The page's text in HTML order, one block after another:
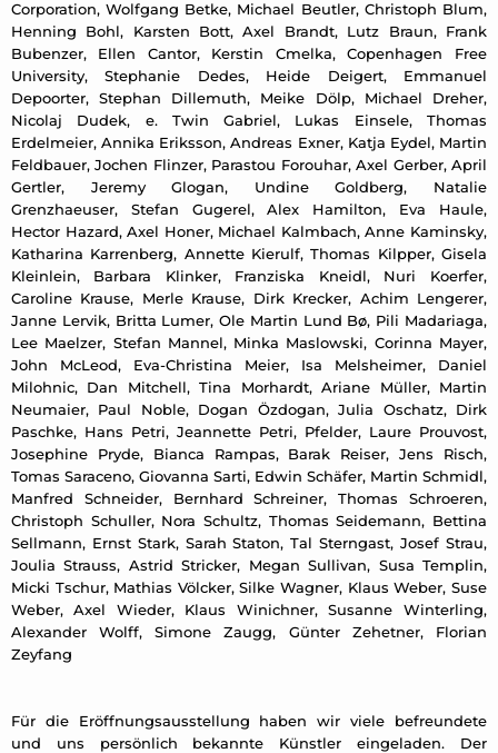
Corporation, Wolfgang Betke, Michael Beutler, Christoph Blum,
Henning Bohl, Karsten Bott, Axel Brandt, Lutz Braun, Frank
Bubenzer, Ellen Cantor, Kerstin Cmelka, Copenhagen Free
University, Stephanie Dedes, Heide Deigert, Emmanuel
Depoorter, Stephan Dillemuth, Meike Dölp, Michael Dreher,
Nicolaj Dudek, e. Twin Gabriel, Lukas Einsele, Thomas
Erdelmeier, Annika Eriksson, Andreas Exner, Katja Eydel, Martin
Feldbauer, Jochen Flinzer, Parastou Forouhar, Axel Gerber, April
Gertler, Jeremy Glogan, Undine Goldberg, Natalie
Grenzhaeuser, Stefan Gugerel, Alex Hamilton, Eva Haule,
Hector Hazard, Axel Honer, Michael Kalmbach, Anne Kaminsky,
Katharina Karrenberg, Annette Kierulf, Thomas Kilpper, Gisela
Kleinlein, Barbara Klinker, Franziska Kneidl, Nuri Koerfer,
Caroline Krause, Merle Krause, Dirk Krecker, Achim Lengerer,
Janne Lervik, Britta Lumer, Ole Martin Lund Bø, Pili Madariaga,
Lee Maelzer, Stefan Mannel, Minka Maslowski, Corinna Mayer,
John McLeod, Eva-Christina Meier, Isa Melsheimer, Daniel
Milohnic, Dan Mitchell, Tina Morhardt, Ariane Müller, Martin
Neumaier, Paul Noble, Dogan Özdogan, Julia Oschatz, Dirk
Paschke, Hans Petri, Jeannette Petri, Pfelder, Laure Prouvost,
Josephine Pryde, Bianca Rampas, Barak Reiser, Jens Risch,
Tomas Saraceno, Giovanna Sarti, Edwin Schäfer, Martin Schmidl,
Manfred Schneider, Bernhard Schreiner, Thomas Schroeren,
Christoph Schuller, Nora Schultz, Thomas Seidemann, Bettina
Sellmann, Ernst Stark, Sarah Staton, Tal Sterngast, Josef Strau,
Joulia Strauss, Astrid Stricker, Megan Sullivan, Susa Templin,
Micki Tschur, Mathias Völcker, Silke Wagner, Klaus Weber, Suse
Weber, Axel Wieder, Klaus Winichner, Susanne Winterling,
Alexander Wolff, Simone Zaugg, Günter Zehetner, Florian
Zeyfang
Für die Eröffnungsausstellung haben wir viele befreundete
und uns persönlich bekannte Künstler eingeladen. Der